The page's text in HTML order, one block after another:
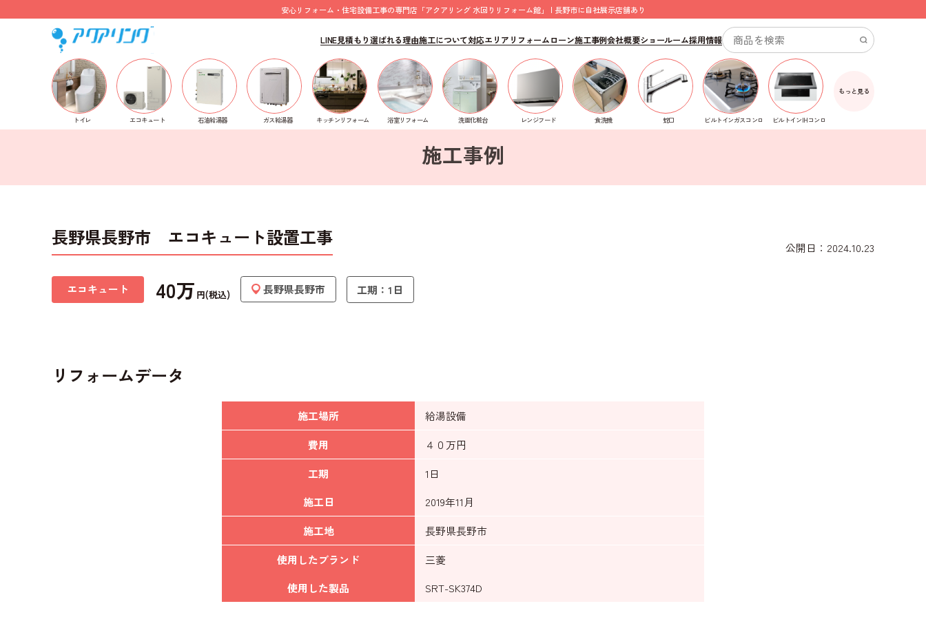
安心リフォーム・住宅設備工事の専門店「アクアリング 水回りリフォーム館」 | 長野市に自社展示店舗あり
LINE見積もり選ばれる理由施工について対応エリア リフォームローン施工事例会社概要ショールーム採用情報
トイレ エコキュート 石油給湯器 ガス給湯器 キッチンリフォーム 浴室リフォーム 洗面化粧台 レンジフード 食洗機 蛇口 ビルトインガスコンロ ビルトインIHコンロ
もっと見る
ホーム> 施工事例>エコキュート> 長野県長野市 エコキュート設置工事
施工事例
長野県長野市 エコキュート設置工事 公開日：2024.10.23
エコキュート 40万 円(税込) 長野県長野市 工期：1日
リフォームデータ
施工場所
給湯設備
費用
４０万円
工期
1日
施工日
2019年11月
施工地
長野県長野市
使用したブランド
三菱
使用した製品
SRT-SK374D